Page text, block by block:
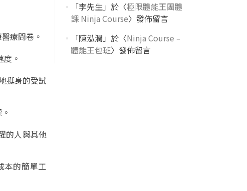
療問卷。
。
挺身的受試
的人與其他
本的簡單工
「李先生」於〈極限體能王團體
課 Ninja Course〉發佈留言
「陳泓潤 」於〈Ninja Course –
體能王包班〉發佈留言